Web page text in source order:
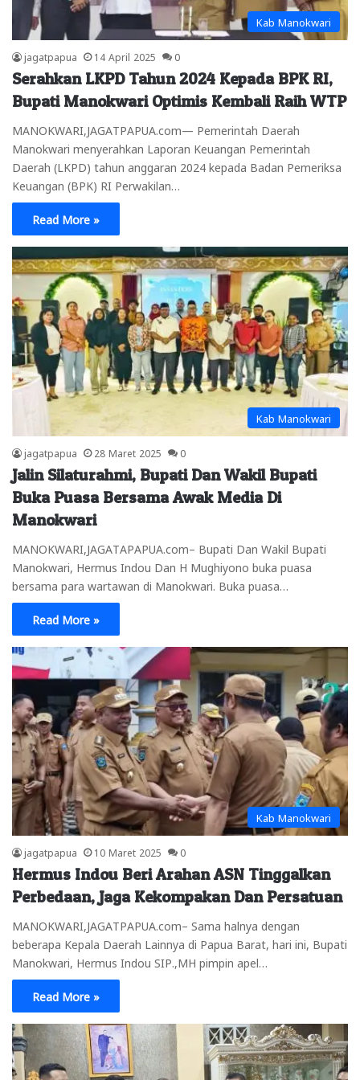
Kab Manokwari
jagatpapua 14 April 2025 0
Serahkan LKPD Tahun 2024 Kepada BPK RI,
Bupati Manokwari Optimis Kembali Raih WTP
MANOKWARI,JAGATPAPUA.com— Pemerintah Daerah
Manokwari menyerahkan Laporan Keuangan Pemerintah
Daerah (LKPD) tahun anggaran 2024 kepada Badan Pemeriksa
Keuangan (BPK) RI Perwakilan…
Read More »
Kab Manokwari
jagatpapua 28 Maret 2025 0
Jalin Silaturahmi, Bupati Dan Wakil Bupati
Buka Puasa Bersama Awak Media Di
Manokwari
MANOKWARI,JAGATAPAPUA.com– Bupati Dan Wakil Bupati
Manokwari, Hermus Indou Dan H Mughiyono buka puasa
bersama para wartawan di Manokwari. Buka puasa…
Read More »
Kab Manokwari
jagatpapua 10 Maret 2025 0
Hermus Indou Beri Arahan ASN Tinggalkan
Perbedaan, Jaga Kekompakan Dan Persatuan
MANOKWARI,JAGATPAPUA.com– Sama halnya dengan
beberapa Kepala Daerah Lainnya di Papua Barat, hari ini, Bupati
Manokwari, Hermus Indou SIP.,MH pimpin apel…
Read More »